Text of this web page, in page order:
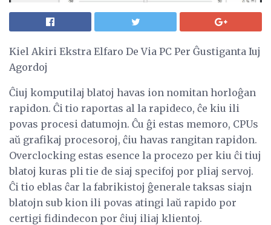
Kiel Akiri Ekstra Elfaro De Via PC Per Ĝustiganta Iuj
Agordoj
Ĉiuj komputilaj blatoj havas ion nomitan horloĝan
rapidon. Ĉi tio raportas al la rapideco, ĉe kiu ili
povas procesi datumojn. Ĉu ĝi estas memoro, CPUs
aŭ grafikaj procesoroj, ĉiu havas rangitan rapidon.
Overclocking estas esence la procezo per kiu ĉi tiuj
blatoj kuras pli tie de siaj specifoj por pliaj servoj.
Ĉi tio eblas ĉar la fabrikistoj ĝenerale taksas siajn
blatojn sub kion ili povas atingi laŭ rapido por
certigi fidindecon por ĉiuj iliaj klientoj.